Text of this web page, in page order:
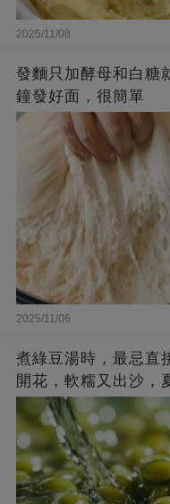
2025/11/08
發麵只加酵母和白糖
鐘發好面，很簡單
2025/11/06
煮綠豆湯時，最忌直
開花，軟糯又出沙，